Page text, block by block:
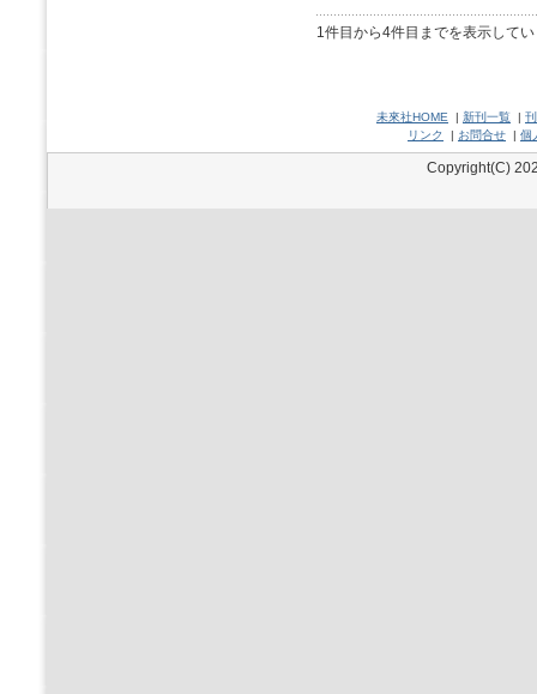
1件目から4件目までを表示して
未來社HOME | 新刊一覧 |
リンク
| お問合せ | 個
Copyright(C)